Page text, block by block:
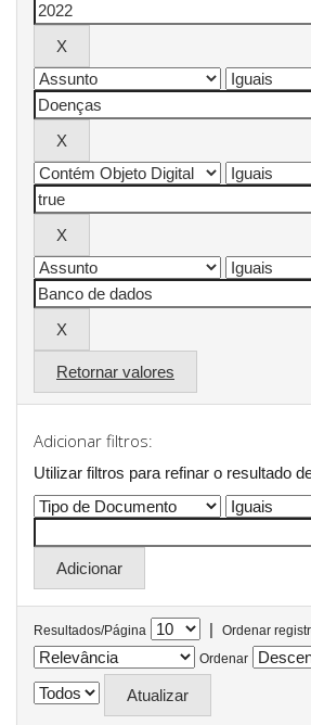
Retornar valores
Adicionar filtros:
Utilizar filtros para refinar o resultado
Resultados/Página |
Ordenar
Ordenar